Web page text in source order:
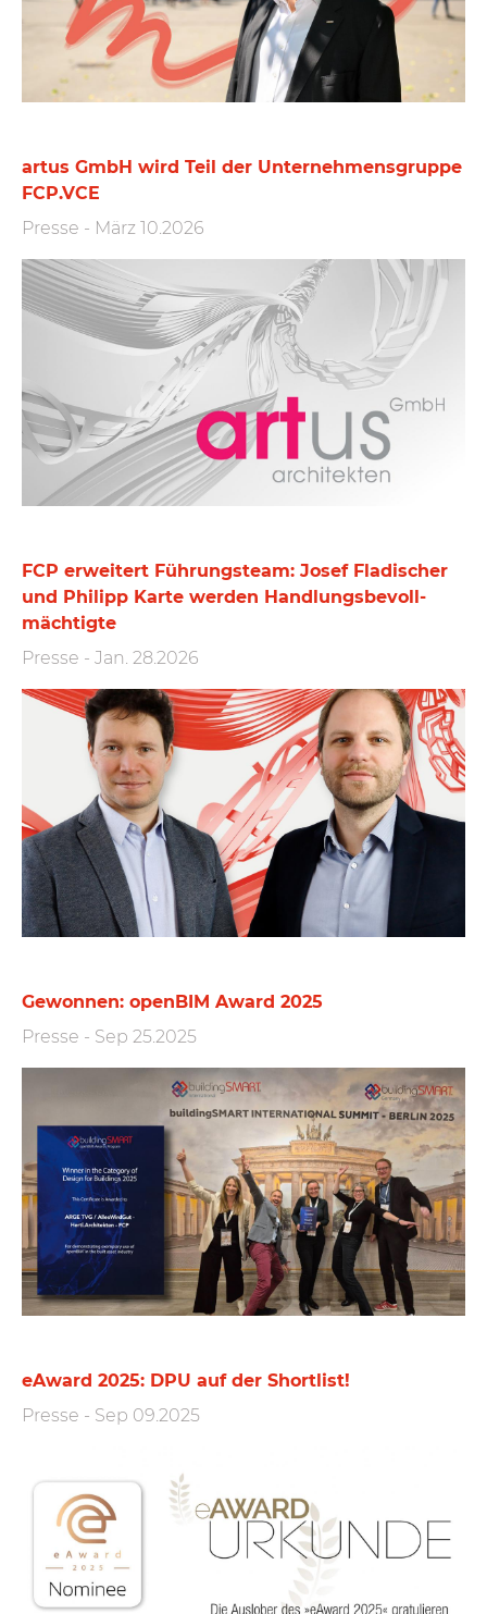
artus GmbH wird Teil der Unternehmensgruppe
FCP.VCE
Presse - März 10.2026
FCP erweitert Führungs­team: Josef Fladischer
und Philipp Karte werden Handlungs­bevoll­
mächtigte
Presse - Jan. 28.2026
Gewonnen: openBIM Award 2025
Presse - Sep 25.2025
eAward 2025: DPU auf der Shortlist!
Presse - Sep 09.2025